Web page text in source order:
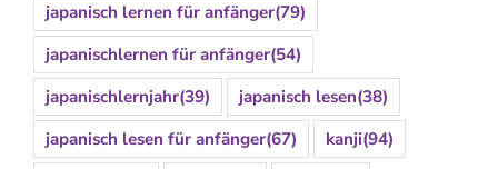
japanisch lernen für anfänger(79)
japanischlernen für anfänger(54)
japanischlernjahr(39) japanisch lesen(38)
japanisch lesen für anfänger(67) kanji(94)